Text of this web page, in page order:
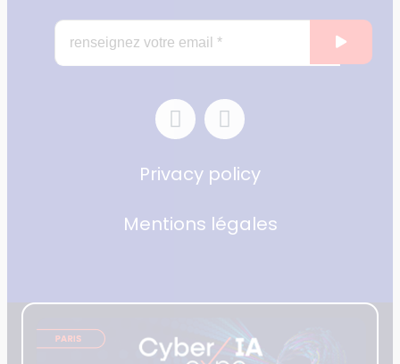
Privacy policy
Mentions légales